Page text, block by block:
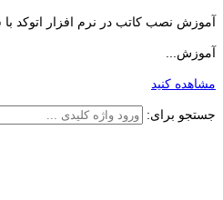
آموزش نصب کاتب در نرم افزار اتوکد با
آموزش...
مشاهده کنید
جستجو برای: